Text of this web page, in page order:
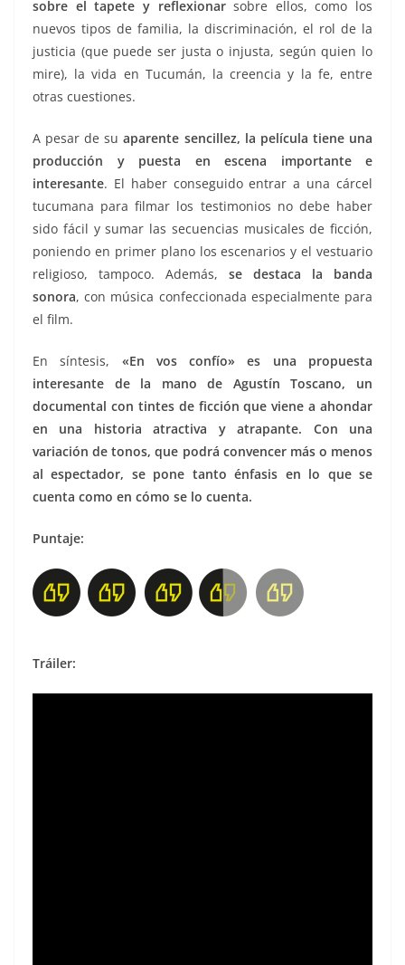
sobre el tapete y reflexionarsobre ellos, como los
nuevos tipos de familia, la discriminación, el rol de la
justicia (que puede ser justa o injusta, según quien lo
mire), la vida en Tucumán, la creencia y la fe, entre
otras cuestiones.
A pesar de suaparente sencillez, la película tiene una
producción y puesta en escena importante e
interesante. El haber conseguido entrar a una cárcel
tucumana para filmar los testimonios no debe haber
sido fácil y sumar las secuencias musicales de ficción,
poniendo en primer plano los escenarios y el vestuario
religioso, tampoco. Además, se destaca la banda
sonora, con música confeccionada especialmente para
el film.
En síntesis, «En vos confío» es una propuesta
interesante de la mano de Agustín Toscano, un
documental con tintes de ficción que viene a ahondar
en una historia atractiva y atrapante. Con una
variación de tonos, que podrá convencer más o menos
al espectador, se pone tanto énfasis en lo que se
cuenta como en cómo se lo cuenta.
Puntaje:
Tráiler: